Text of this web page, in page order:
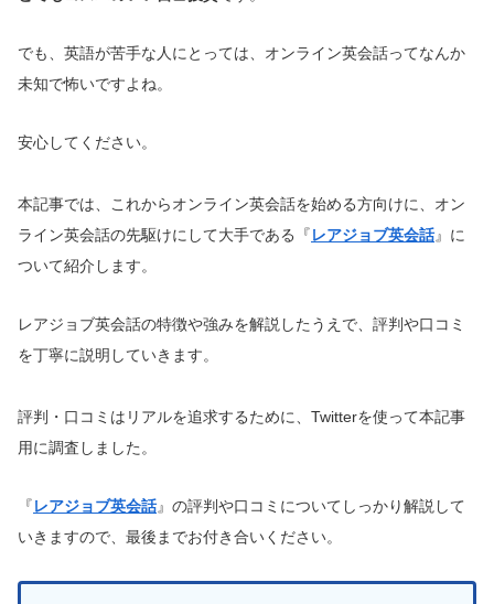
でも、英語が苦手な人にとっては、オンライン英会話ってなんか
未知で怖いですよね。
安心してください。
本記事では、これからオンライン英会話を始める方向けに、オン
ライン英会話の先駆けにして大手である『レアジョブ英会話』に
ついて紹介します。
レアジョブ英会話の特徴や強みを解説したうえで、評判や口コミ
を丁寧に説明していきます。
評判・口コミはリアルを追求するために、Twitterを使って本記事
用に調査しました。
『レアジョブ英会話』の評判や口コミについてしっかり解説して
いきますので、最後までお付き合いください。